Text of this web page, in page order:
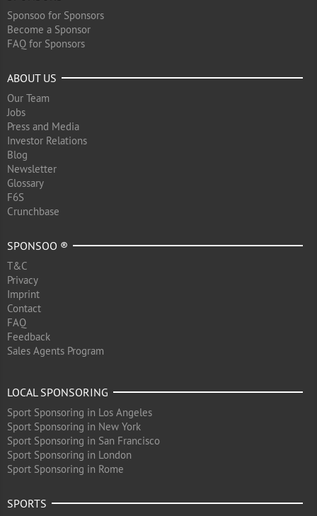
Sponsoo for Sponsors
Become a Sponsor
FAQ for Sponsors
ABOUT US
Our Team
Jobs
Press and Media
Investor Relations
Blog
Newsletter
Glossary
F6S
Crunchbase
SPONSOO ®
T&C
Privacy
Imprint
Contact
FAQ
Feedback
Sales Agents Program
LOCAL SPONSORING
Sport Sponsoring in Los Angeles
Sport Sponsoring in New York
Sport Sponsoring in San Francisco
Sport Sponsoring in London
Sport Sponsoring in Rome
SPORTS